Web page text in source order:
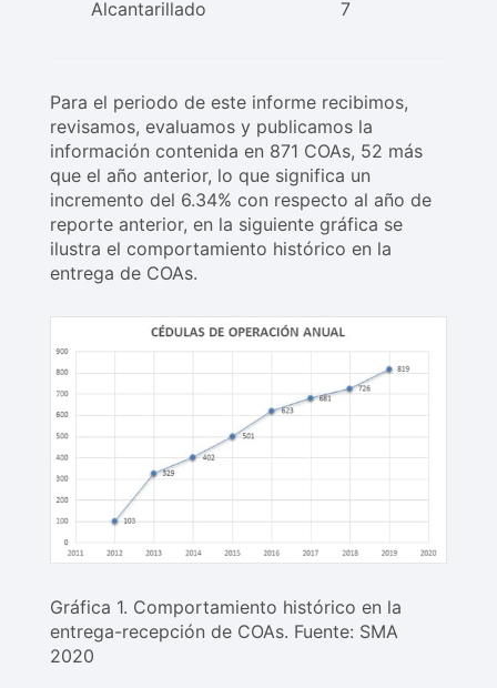
Alcantarillado
7
Para el periodo de este informe recibimos,
revisamos, evaluamos y publicamos la
información contenida en 871 COAs, 52 más
que el año anterior, lo que significa un
incremento del 6.34% con respecto al año de
reporte anterior, en la siguiente gráfica se
ilustra el comportamiento histórico en la
entrega de COAs.
Gráfica 1. Comportamiento histórico en la
entrega-recepción de COAs. Fuente: SMA
2020